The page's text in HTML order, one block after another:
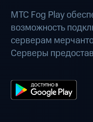
МТС Fog Play
возможность
серверам
Серверы